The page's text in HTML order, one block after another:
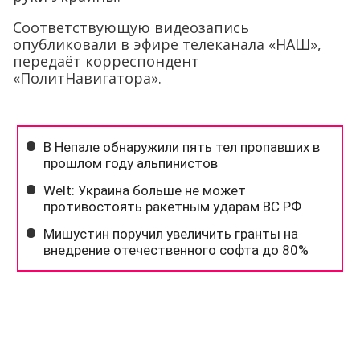
Соответствующую видеозапись
опубликовали в эфире телеканала «НАШ»,
передаёт корреспондент
«ПолитНавигатора».